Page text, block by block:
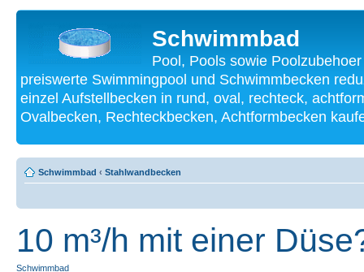
Schwimmbad
Pool, Pools sowie
preiswerte Swimmingpool und Schwimmbecken
einzel Aufstellbecken in rund, oval, rechteck,
Ovalbecken, Rechteckbecken, Achtformbecken
Schwimmbad ‹ Stahlwandbecken
10 m³/h mit einer
Schwimmbad